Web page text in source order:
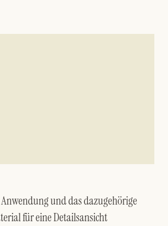
und das dazugehörige
für eine Detailsansicht